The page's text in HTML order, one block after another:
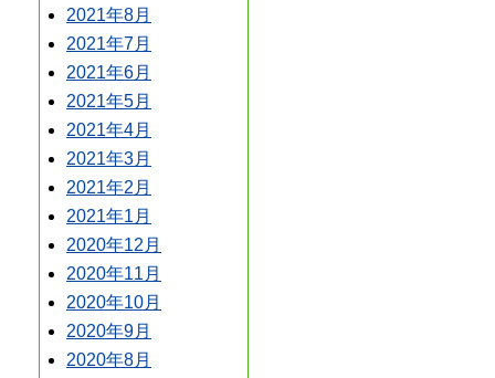
2021年8月
2021年7月
2021年6月
2021年5月
2021年4月
2021年3月
2021年2月
2021年1月
2020年12月
2020年11月
2020年10月
2020年9月
2020年8月